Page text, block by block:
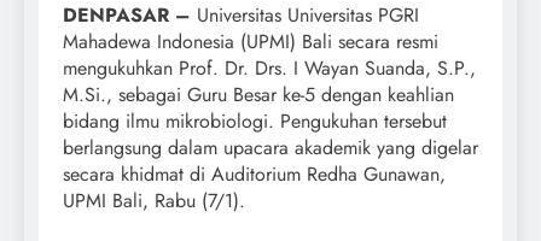
DENPASAR – Universitas Universitas PGRI
Mahadewa Indonesia (UPMI) Bali secara resmi
mengukuhkan Prof. Dr. Drs. I Wayan Suanda, S.P.,
M.Si., sebagai Guru Besar ke-5 dengan keahlian
bidang ilmu mikrobiologi. Pengukuhan tersebut
berlangsung dalam upacara akademik yang digelar
secara khidmat di Auditorium Redha Gunawan,
UPMI Bali, Rabu (7/1).